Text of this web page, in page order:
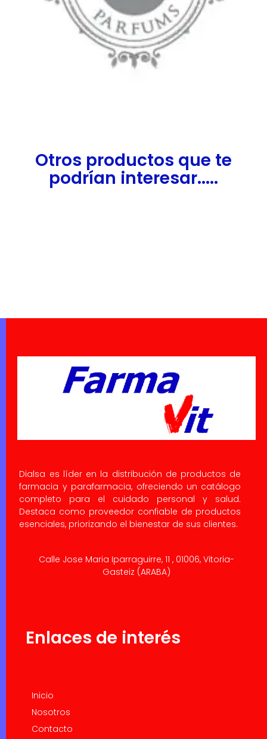
Otros productos que te
podrían interesar.....
Dialsa es líder en la distribución de productos de
farmacia y parafarmacia, ofreciendo un catálogo
completo para el cuidado personal y salud.
Destaca como proveedor confiable de productos
esenciales, priorizando el bienestar de sus clientes.
Calle Jose Maria Iparraguirre, 11 , 01006, Vitoria-
Gasteiz (ARABA)
Enlaces de interés
Inicio
Nosotros
Contacto